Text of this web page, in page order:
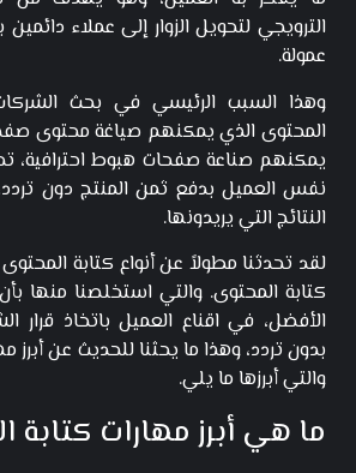
الترويجي لتحويل الزوار إلى عملاء
عمولة.
وهذا السبب الرئيسي في بحث
المحتوى الذي يمكنهم صياغة محتوى
يمكنهم صناعة صفحات هبوط احترافية،
نفس العميل بدفع ثمن المنتج دون
النتائج التي يريدونها.
لقد تحدثنا مطولاً عن أنواع كتابة
كتابة المحتوى. والتي استخلصنا منها
الأفضل، في اقناع العميل باتخاذ قرار
بدون تردد، وهذا ما يحثنا للحديث عن أبرز
والتي أبرزها ما يلي.
ما هي أبرز مهارات كتابة